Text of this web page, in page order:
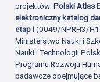
projektów:Polski Atlas
elektroniczny katalog
etap I(0049/NPRH3/
Ministerstwo Nauki i
Nauki i Technologii
Programu Rozwoju
badawcze obejmujące